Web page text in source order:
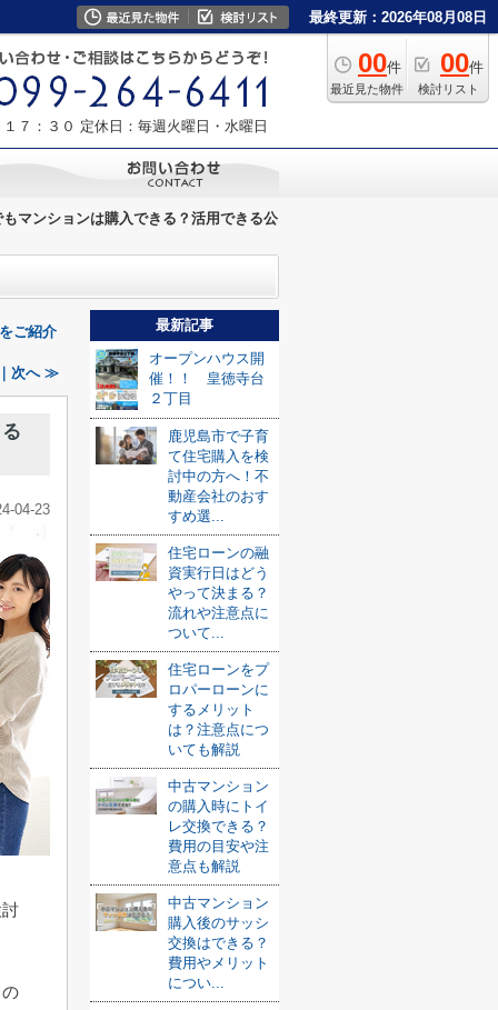
最終更新：2026年08月08日
00件
最近見た物件
00件
検討リスト
７：３０ 定休日：毎週火曜日・水曜日
マンションは購入できる？活用できる公
ご紹介
次へ ≫
04-23
最新記事
オープンハウス開
催！！ 皇徳寺台
２丁目
鹿児島市で子育
て住宅購入を検
討中の方へ！不
動産会社のおす
すめ選...
住宅ローンの融
資実行日はどう
やって決まる？
流れや注意点に
ついて...
住宅ローンをプ
ロパーローンに
するメリット
は？注意点につ
いても解説
中古マンション
の購入時にトイ
レ交換できる？
費用の目安や注
意点も解説
中古マンション
購入後のサッシ
交換はできる？
費用やメリット
につい...